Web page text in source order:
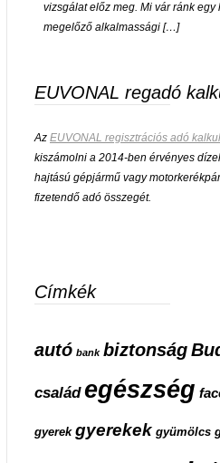
vizsgálat előz meg. Mi vár ránk egy
megelőző alkalmassági […]
EUVONAL regadó
Az EUVONAL regisztrációs adó
kiszámolni a 2014-ben érvényes
hajtású gépjármű vagy
fizetendő adó összegét.
Címkék
autó bank biztonság
család egészség
gyerek gyerekek gyümölcs